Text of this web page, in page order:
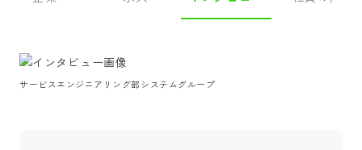
サービスエンジニアリング部システムグループ